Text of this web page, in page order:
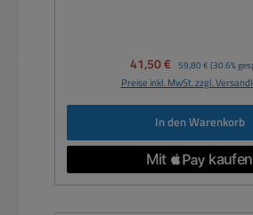
Verkaufspreis:
41,50 € Regulärer Preis:
59,80 € (30.6%
Preise inkl. MwSt. zzgl.
In den Warenkorb